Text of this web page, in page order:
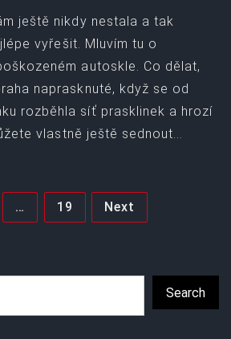
Search
ještě nikdy nestala a tak
vyřešit. Mluvím tu o
autoskle. Co dělat,
naprasknuté, když se od
rozběhla síť prasklinek a hrozí
vlastně ještě sednout...
… 19 Next